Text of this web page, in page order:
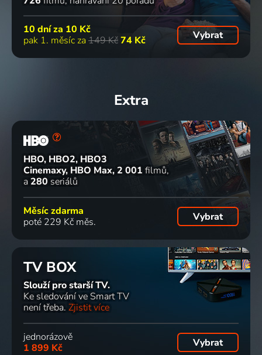
10 dní za 10 Kč
pak 1. měsíc za 149 Kč74 Kč Vybrat
Extra
HBO, HBO2, HBO3
Cinemaxy, HBO Max 2 001 filmů
a 280 seriálů
Měsíc zdarma
poté 229 Kč měs.
Vybrat
TV BOX
Slouží pro starší TV.
Ke sledování ve Smart TV
není třeba. Zjistit více
jednorázově
1 899 Kč
Vybrat